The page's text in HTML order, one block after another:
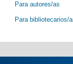
Para autores/as
Para bibliotecarios/